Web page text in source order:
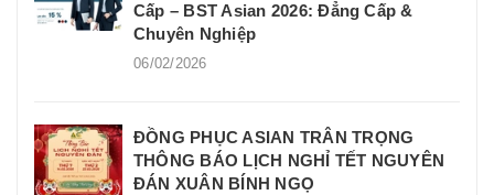
Cấp – BST Asian 2026: Đẳng Cấp &
Chuyên Nghiệp
06/02/2026
ĐỒNG PHỤC ASIAN TRÂN TRỌNG
THÔNG BÁO LỊCH NGHỈ TẾT NGUYÊN
ĐÁN XUÂN BÍNH NGỌ